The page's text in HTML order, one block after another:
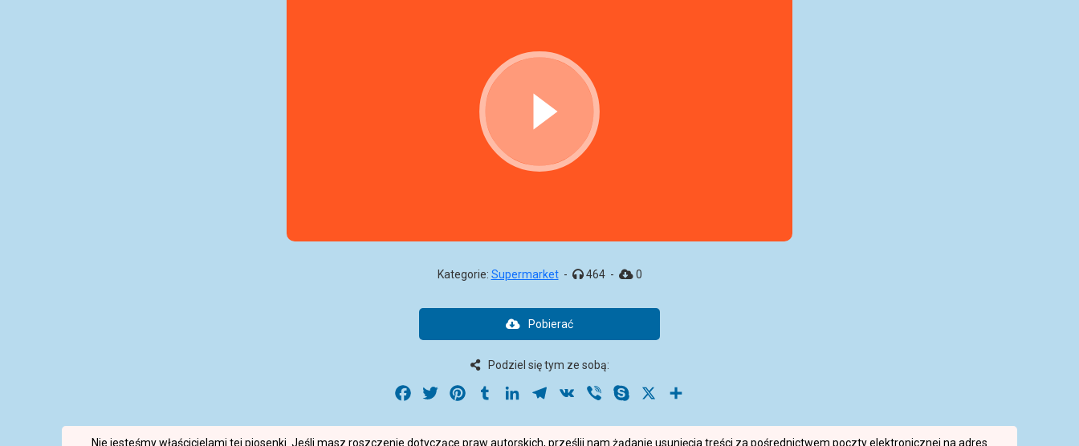
Kategorie: Supermarket - 464 - 0
Pobierać
Podziel się tym ze sobą:
Facebook
Twitter PinterestTumblrLinkedInTelegram
VK Viber Skype
Nie jesteśmy właścicielami tej piosenki. Jeśli masz roszczenie dotyczące praw autorskich, prześlij nam żądanie usunięcia treści za pośrednictwem poczty elektronicznej na adres